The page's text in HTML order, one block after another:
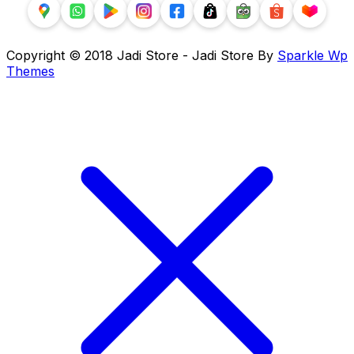
Copyright © 2018 Jadi Store - Jadi Store By Sparkle Wp
Themes